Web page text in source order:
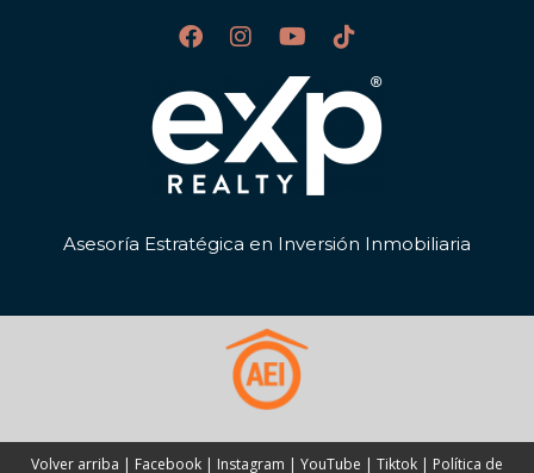
Asesoría Estratégica en Inversión Inmobiliaria
Volver arriba | Facebook | Instagram | YouTube | Tiktok | Política de